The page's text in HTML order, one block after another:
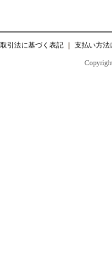
引法に基づく表記｜ 支払い方法